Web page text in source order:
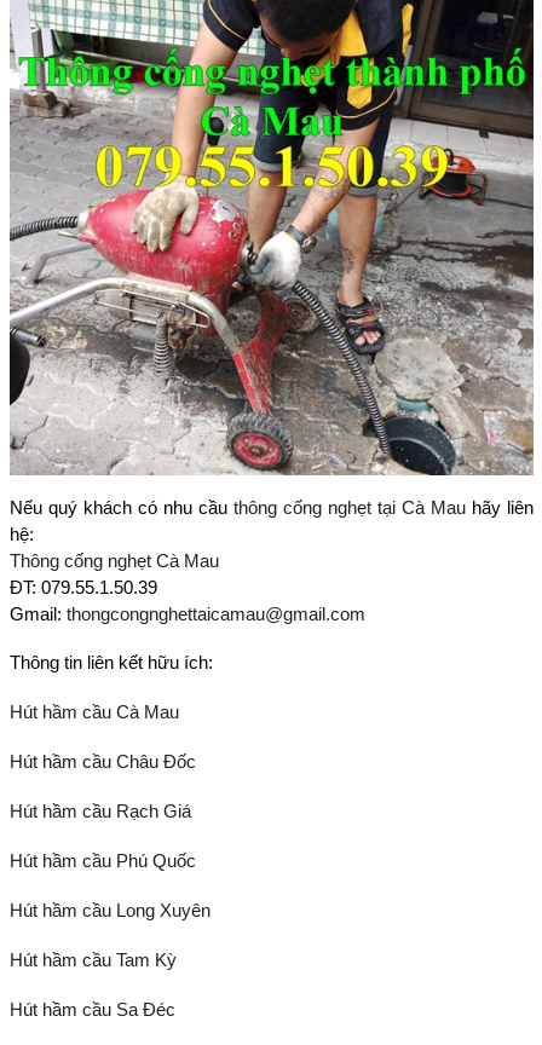
Nếu quý khách có nhu cầu thông cống nghẹt tại Cà Mauhãy liên
hệ:
Thông cống nghẹt Cà Mau
ĐT: 079.55.1.50.39
Gmail: thongcongnghettaicamau@gmail.com
Thông tin liên kết hữu ích:
Hút hầm cầu Cà Mau
Hút hầm cầu Châu Đốc
Hút hầm cầu Rạch Giá
Hút hầm cầu Phú Quốc
Hút hầm cầu Long Xuyên
Hút hầm cầu Tam Kỳ
Hút hầm cầu Sa Đéc